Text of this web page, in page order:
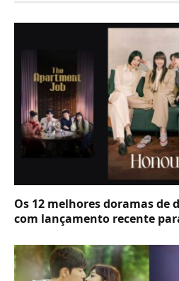
Os 12 melhores doramas de
com lançamento recente